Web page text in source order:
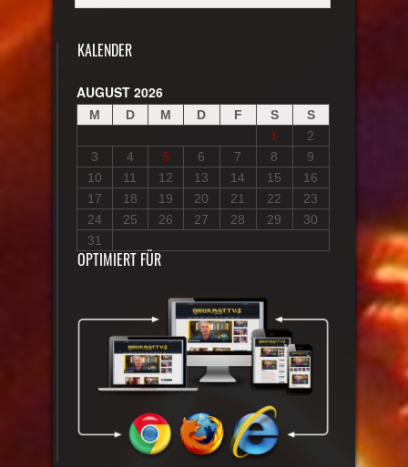
KALENDER
AUGUST 2026
M D M D F S
S
1
2
3
4 5 6 7 8
9
10
11 12 13 14 15
16
17
18 19 20 21 22
23
24
25 26 27 28 29
30
31
OPTIMIERT FÜR